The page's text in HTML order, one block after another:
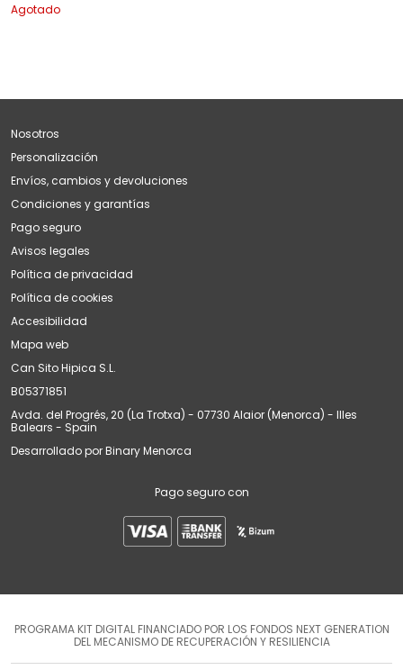
Agotado
Nosotros
Personalización
Envíos, cambios y devoluciones
Condiciones y garantías
Pago seguro
Avisos legales
Política de privacidad
Política de cookies
Accesibilidad
Mapa web
Can Sito Hipica S.L.
B05371851
Avda. del Progrés, 20 (La Trotxa) - 07730 Alaior (Menorca) - Illes
Balears - Spain
Desarrollado porBinary Menorca
Pago seguro con
PROGRAMA KIT DIGITAL FINANCIADO POR LOS FONDOS NEXT GENERATION
DEL MECANISMO DE RECUPERACIÓN Y RESILIENCIA